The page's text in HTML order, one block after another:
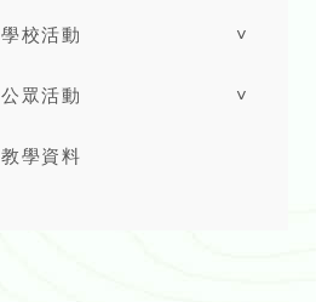
學校活動 ˅
公眾活動 ˅
教學資料